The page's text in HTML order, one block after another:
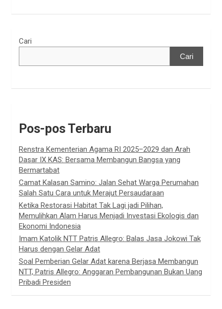
Cari
Cari
Pos-pos Terbaru
Renstra Kementerian Agama RI 2025–2029 dan Arah
Dasar IX KAS: Bersama Membangun Bangsa yang
Bermartabat
Camat Kalasan Samino: Jalan Sehat Warga Perumahan
Salah Satu Cara untuk Merajut Persaudaraan
Ketika Restorasi Habitat Tak Lagi jadi Pilihan,
Memulihkan Alam Harus Menjadi Investasi Ekologis dan
Ekonomi Indonesia
Imam Katolik NTT Patris Allegro: Balas Jasa Jokowi Tak
Harus dengan Gelar Adat
Soal Pemberian Gelar Adat karena Berjasa Membangun
NTT, Patris Allegro: Anggaran Pembangunan Bukan Uang
Pribadi Presiden